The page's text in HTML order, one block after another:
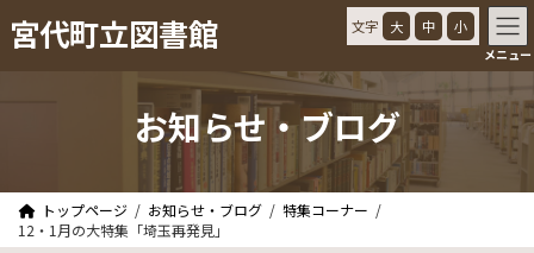
ン
ビ宮代町立図書館 文字 大 中 小
メニュー
お知らせ・ブログ
トップページ お知らせ・ブログ
特集コーナー
12・1月の大特集「埼玉再発見」